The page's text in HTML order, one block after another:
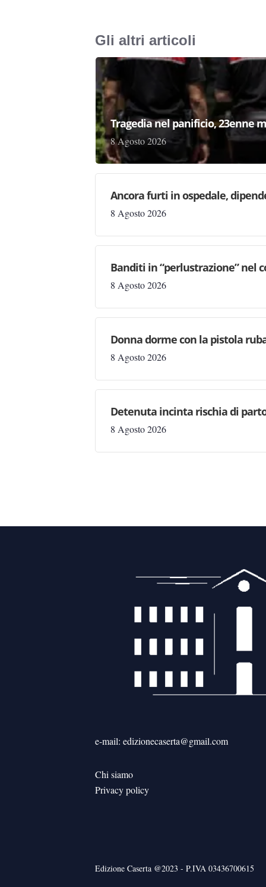
Gli altri articoli
Tragedia nel panificio, 23enne
8 Agosto 2026
Ancora furti in ospedale,
8 Agosto 2026
Banditi in “perlustrazione” nel
8 Agosto 2026
Donna dorme con la pistola
8 Agosto 2026
Detenuta incinta rischia di
8 Agosto 2026
e-mail: edizionecaserta@gmail.com
Chi siamo
Privacy policy
Edizione Caserta @2023 - P.IVA 03436700615